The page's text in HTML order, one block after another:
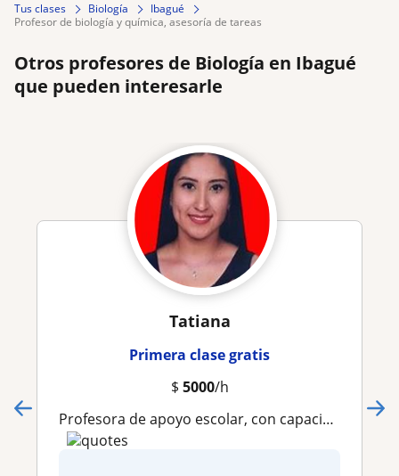
Tus clases Biología
Ibagué
profesor de biología y química, asesoría de tareas
Otros profesores de Biología en Ibagué
que pueden interesarle
Tatiana
Primera clase gratis
$ 5000/h
Profesora de apoyo escolar, con capacidad y manejo en estudiantes de ciclos primarios y secundarios